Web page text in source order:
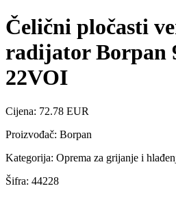
Čelični pločasti
radijator Borpan
22VOI
Cijena: 72.78 EUR
Proizvođač: Borpan
Kategorija: Oprema za grijanje i
Šifra: 44228